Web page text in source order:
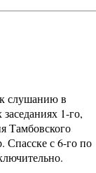
слушанию в
1-го,
Тамбовского
Спасске с 6-го по